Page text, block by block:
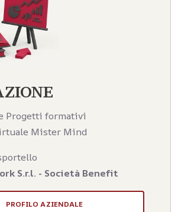
Progetti formativi
Mister Mind
S.r.l. - Società Benefit
PROFILO AZIENDALE